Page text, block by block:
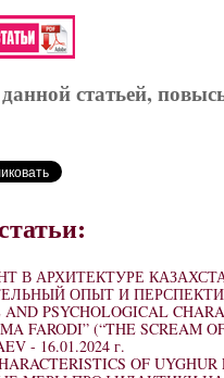
статьей,
В АРХИТЕКТУРЕ
ОПЫТ И
PSYCHOLOGICAL
FARODI” (“THE SCREAM
- 16.01.2024 г.
OF